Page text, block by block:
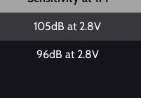
105dB at 2.8V
96dB at 2.8V